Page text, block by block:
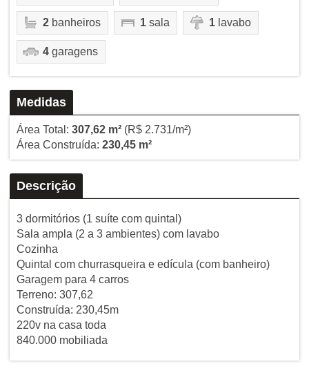
2banheiros 1sala 1lavabo
4garagens
Medidas
Área Total: 307,62 m²(R$ 2.731/m²)
Área Construída: 230,45 m²
Descrição
3 dormitórios (1 suíte com quintal)
Sala ampla (2 a 3 ambientes) com lavabo
Cozinha
Quintal com churrasqueira e edícula (com banheiro)
Garagem para 4 carros
Terreno: 307,62
Construída: 230,45m
220v na casa toda
840.000 mobiliada